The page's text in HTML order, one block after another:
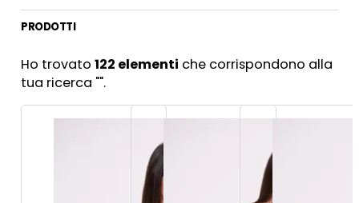
PRODOTTI
Ho trovato122 elementi che corrispondono alla
tua ricerca "".